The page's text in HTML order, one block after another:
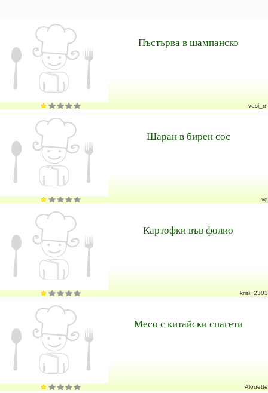
Пъстърва в шампанско
vesi_rn
Шаран в бирен сос
vg
Картофки във фолио
krisi_2303
Месо с китайски спагети
Alouette